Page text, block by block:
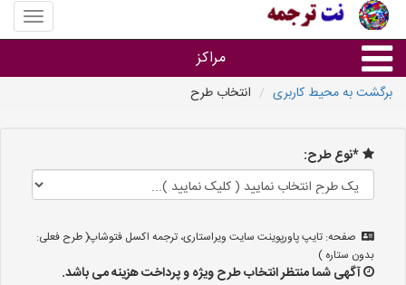
منوی
سایت
ترجمه
مراکز
دفاتر ترجمه شهرها
برگشت به محیط کاربری انتخاب طرح
*نوع طرح:
صفحه: تایپ پاورپوینت سایت ویراستاری، ترجمه اکسل فتوشاپ( طرح فعلی:
بدون ستاره )
آگهی شما منتظر انتخاب طرح ویژه و پرداخت هزینه می باشد.